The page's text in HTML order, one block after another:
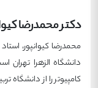
دکتر محمدرضا
محمدرضا کیوانپور،
کامپیوتر را از